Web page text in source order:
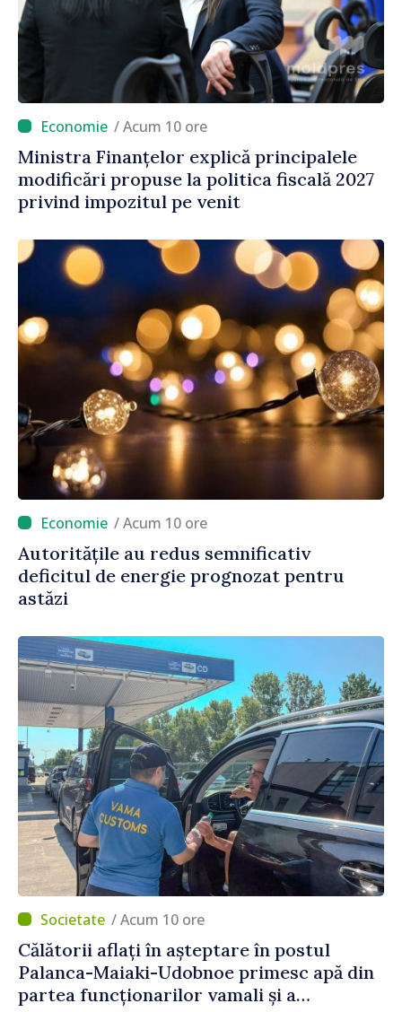
/ Acum 10 ore
Ministra Finanțelor explică principalele
modificări propuse la politica fiscală 2027
privind impozitul pe venit
/ Acum 10 ore
Autoritățile au redus semnificativ
deficitul de energie prognozat pentru
astăzi
/ Acum 10 ore
Călătorii aflați în așteptare în postul
Palanca-Maiaki-Udobnoe primesc apă din
partea funcționarilor vamali și a